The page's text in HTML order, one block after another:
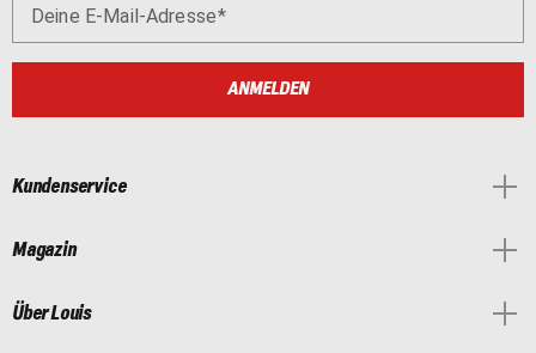
Deine E-Mail-Adresse
ANMELDEN
Kundenservice
Magazin
Über Louis